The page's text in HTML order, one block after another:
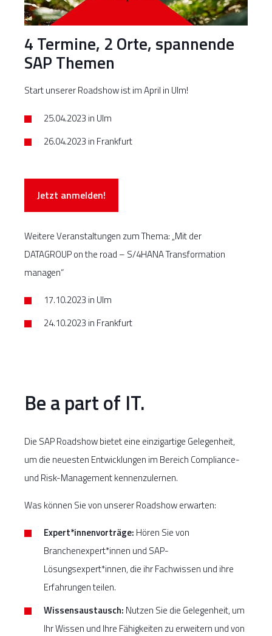
4 Termine, 2 Orte, spannende
SAP Themen
Start unserer Roadshow ist im April in Ulm!
25.04.2023 in Ulm
26.04.2023 in Frankfurt
Jetzt anmelden!
Weitere Veranstaltungen zum Thema: „Mit der
DATAGROUP on the road – S/4HANA Transformation
managen“
17.10.2023 in Ulm
24.10.2023 in Frankfurt
Be a part of IT.
Die SAP Roadshow bietet eine einzigartige Gelegenheit,
um die neuesten Entwicklungen im Bereich Compliance-
und Risk-Management kennenzulernen.
Was können Sie von unserer Roadshow erwarten:
Expert*innenvorträge: Hören Sie von
Branchenexpert*innen und SAP-
Lösungsexpert*innen, die ihr Fachwissen und ihre
Erfahrungen teilen.
Wissensaustausch: Nutzen Sie die Gelegenheit, um
Ihr Wissen und Ihre Fähigkeiten zu erweitern und von